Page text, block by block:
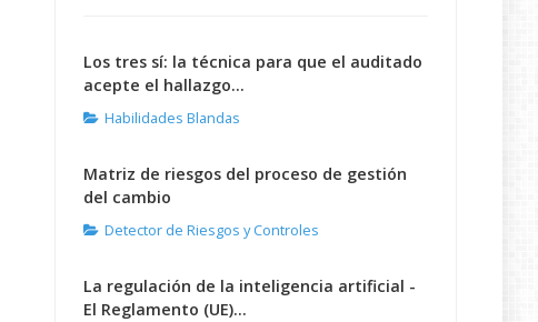
Los tres sí: la técnica para que el auditado
acepte el hallazgo...
Habilidades Blandas
Matriz de riesgos del proceso de gestión
del cambio
Detector de Riesgos y Controles
La regulación de la inteligencia artificial -
El Reglamento (UE)...